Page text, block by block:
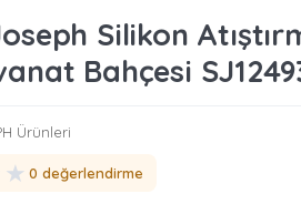
Silikon
Bahçesi
Ürünleri
★ 0 değerlendirme